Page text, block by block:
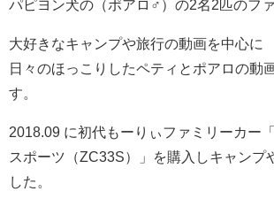
パピヨン犬の（ポアロ♂）の2名2匹のファ
大好きなキャンプや旅行の動画を中心に
日々のほっこりしたペティとポアロの動
す。
2018.09 に初代もーりぃファミリーカー
スポーツ（ZC33S）」を購入しキャンプ
した。